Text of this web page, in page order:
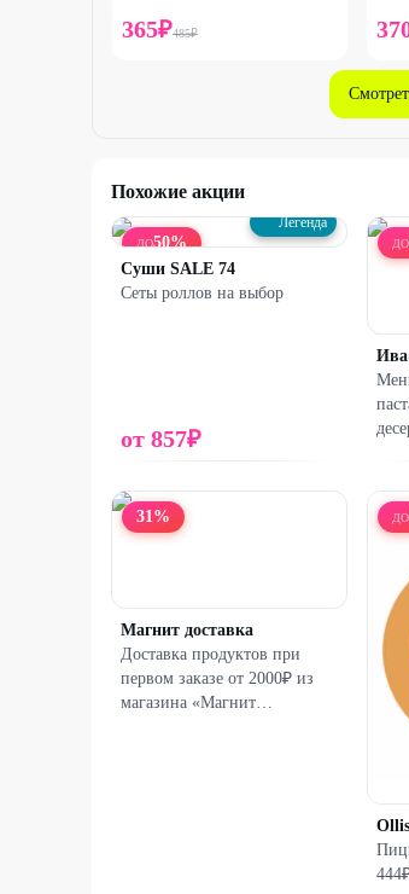
365₽485₽
Похожие акции
ДО50%
Легенда
Суши SALE 74
Сеты роллов на выбор
от857₽
ДО
31%
Магнит доставка
Доставка продуктов при
первом заказе от 2000₽ из
магазина «Магнит
ДО
Ollis